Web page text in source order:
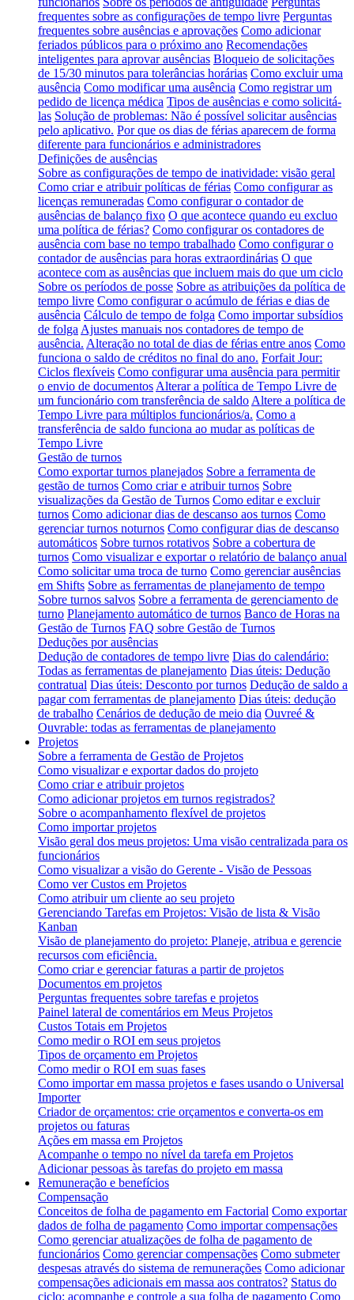
frequentes sobre as configurações de tempo livre Perguntas
frequentes sobre ausências e aprovações Como adicionar
feriados públicos para o próximo ano Recomendações
inteligentes para aprovar ausências Bloqueio de solicitações
de 15/30 minutos para tolerâncias horárias Como excluir uma
ausência Como modificar uma ausência Como registrar um
pedido de licença médica Tipos de ausências e como solicitá-
las Solução de problemas: Não é possível solicitar ausências
pelo aplicativo. Por que os dias de férias aparecem de forma
diferente para funcionários e administradores
Definições de ausências
Sobre as configurações de tempo de inatividade: visão geral
Como criar e atribuir políticas de férias Como configurar as
licenças remuneradas Como configurar o contador de
ausências de balanço fixo O que acontece quando eu excluo
uma política de férias? Como configurar os contadores de
ausência com base no tempo trabalhado Como configurar o
contador de ausências para horas extraordinárias O que
acontece com as ausências que incluem mais do que um ciclo
Sobre os períodos de posse Sobre as atribuições da política de
tempo livre Como configurar o acúmulo de férias e dias de
ausência Cálculo de tempo de folga Como importar subsídios
de folga Ajustes manuais nos contadores de tempo de
ausência. Alteração no total de dias de férias entre anos Como
funciona o saldo de créditos no final do ano. Forfait Jour:
Ciclos flexíveis Como configurar uma ausência para permitir
o envio de documentos Alterar a política de Tempo Livre de
um funcionário com transferência de saldo Altere a política de
Tempo Livre para múltiplos funcionários/a. Como a
transferência de saldo funciona ao mudar as políticas de
Tempo Livre
Gestão de turnos
Como exportar turnos planejados Sobre a ferramenta de
gestão de turnos Como criar e atribuir turnos Sobre
visualizações da Gestão de Turnos Como editar e excluir
turnos Como adicionar dias de descanso aos turnos Como
gerenciar turnos noturnos Como configurar dias de descanso
automáticos Sobre turnos rotativos Sobre a cobertura de
turnos Como visualizar e exportar o relatório de balanço anual
Como solicitar uma troca de turno Como gerenciar ausências
em Shifts Sobre as ferramentas de planejamento de tempo
Sobre turnos salvos Sobre a ferramenta de gerenciamento de
turno Planejamento automático de turnos Banco de Horas na
Gestão de Turnos FAQ sobre Gestão de Turnos
Deduções por ausências
Dedução de contadores de tempo livre Dias do calendário:
Todas as ferramentas de planejamento Dias úteis: Dedução
contratual Dias úteis: Desconto por turnos Dedução de saldo a
pagar com ferramentas de planejamento Dias úteis: dedução
de trabalho Cenários de dedução de meio dia Ouvreé &
Ouvrable: todas as ferramentas de planejamento
Projetos
Sobre a ferramenta de Gestão de Projetos
Como visualizar e exportar dados do projeto
Como criar e atribuir projetos
Como adicionar projetos em turnos registrados?
Sobre o acompanhamento flexível de projetos
Como importar projetos
Visão geral dos meus projetos: Uma visão centralizada para os
funcionários
Como visualizar a visão do Gerente - Visão de Pessoas
Como ver Custos em Projetos
Como atribuir um cliente ao seu projeto
Gerenciando Tarefas em Projetos: Visão de lista & Visão
Kanban
Visão de planejamento do projeto: Planeje, atribua e gerencie
recursos com eficiência.
Como criar e gerenciar faturas a partir de projetos
Documentos em projetos
Perguntas frequentes sobre tarefas e projetos
Painel lateral de comentários em Meus Projetos
Custos Totais em Projetos
Como medir o ROI em seus projetos
Tipos de orçamento em Projetos
Como medir o ROI em suas fases
Como importar em massa projetos e fases usando o Universal
Importer
Criador de orçamentos: crie orçamentos e converta-os em
projetos ou faturas
Ações em massa em Projetos
Acompanhe o tempo no nível da tarefa em Projetos
Adicionar pessoas às tarefas do projeto em massa
Remuneração e benefícios
Compensação
Conceitos de folha de pagamento em Factorial Como exportar
dados de folha de pagamento Como importar compensações
Como gerenciar atualizações de folha de pagamento de
funcionários Como gerenciar compensações Como submeter
despesas através do sistema de remunerações Como adicionar
compensações adicionais em massa aos contratos? Status do
ciclo: acompanhe e controle a sua folha de pagamento Como